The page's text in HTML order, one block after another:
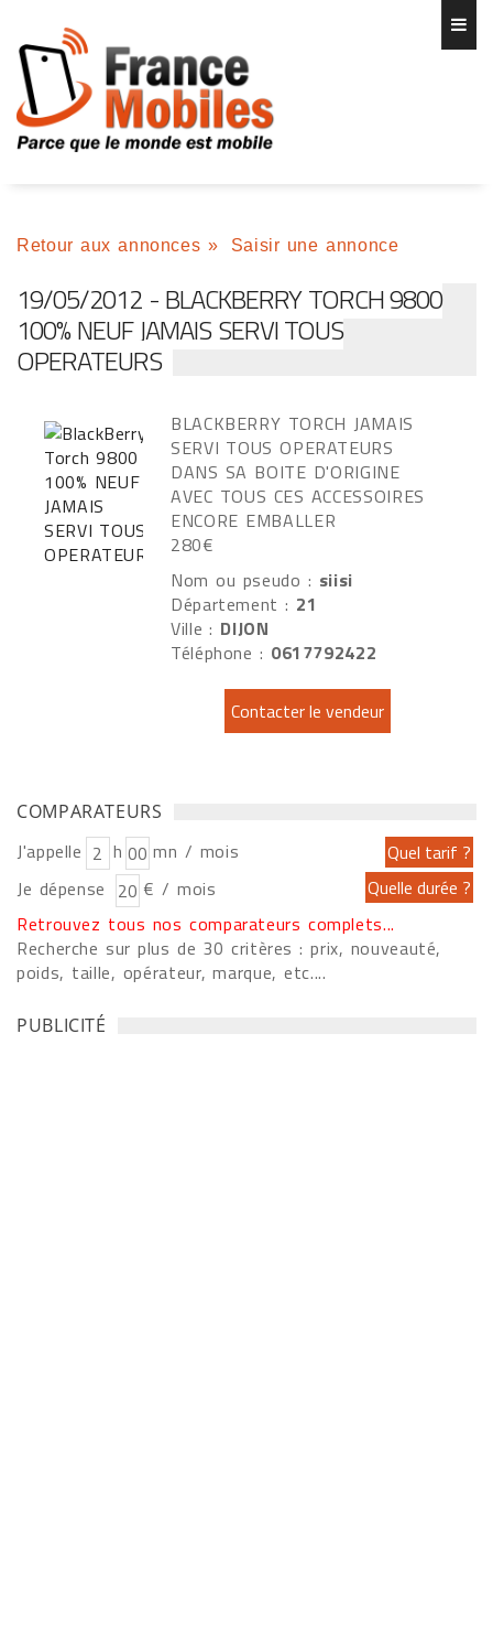
Retour aux annonces » Saisir une annonce
19/05/2012 - BLACKBERRY TORCH 9800
100% NEUF JAMAIS SERVI TOUS
OPERATEURS
BLACKBERRY TORCH JAMAIS
SERVI TOUS OPERATEURS
DANS SA BOITE D'ORIGINE
AVEC TOUS CES ACCESSOIRES
ENCORE EMBALLER
280€
Nom ou pseudo : siisi
Département : 21
Ville : DIJON
Téléphone : 0617792422
COMPARATEURS
J'appelle h
mn / mois
Je dépense
€ / mois
Retrouvez tous nos comparateurs complets...
Recherche sur plus de 30 critères : prix, nouveauté,
poids, taille, opérateur, marque, etc....
PUBLICITÉ